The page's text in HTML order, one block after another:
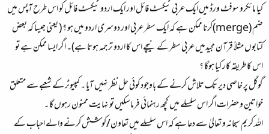
د
ا
ء
کیا مائکرو سوفٹ ورڈ میں ایک عربی ٹیکسٹ فائل اور ایک اردو ٹیکسٹ فائل کو اس طرح آپس میں
ضم (merge)کرنا ممکن ہے کہ ایک سطر عربی اور دوسری اردو میں ہو ؟ ( یعنی جیسا کہ بعض
کتابوں مثلاً قرآن مجیدمیں عربی سطر کے نیچے اس کا اردو ترجمہ ہوتا ہے)۔ اگر ایسا ممکن ہے تو
اس کا طریقہ کار کیا ہوگا ؟
گوگل پر خاصی دیر تک تلاش کرنے کے باوجود کوئی حل نظر نہیں آیا ۔ کمپیوٹر کے شعبے سے متعلق
خواتین و حضرات اگر اس سلسلے میں کچھ رہنمائی فرماسکیں تو نہایت ممنون رہوں گا ۔
اللہ کریم سبحانہ و تعالیٰ سے دعا ہے کہ اس سلسلے میں تعاون/کوشش کرنے والے احباب کے